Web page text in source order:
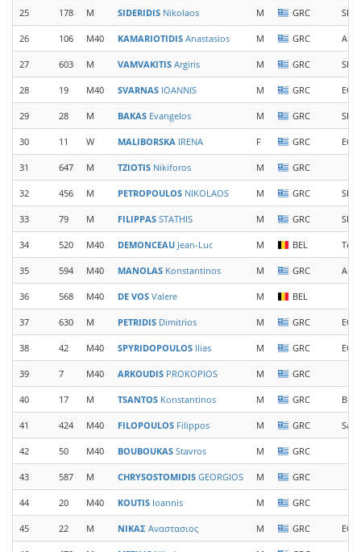
25 178 M SIDERIDIS Nikolaos M GRC
26 106 M40 KAMARIOTIDIS Anastasios M GRC
27 603 M VAMVAKITIS Argiris M GRC
28 19 M40 SVARNAS IOANNIS M GRC
29 28 M BAKAS Evangelos M GRC
30 11 W MALIBORSKA IRENA F GRC
31 647 M TZIOTIS Nikiforos M GRC
32 456 M PETROPOULOS NIKOLAOS M GRC
33 79 M FILIPPAS STATHIS M GRC
34 520 M40 DEMONCEAU Jean-Luc M BEL
35 594 M40 MANOLAS Konstantinos M GRC
36 568 M40 DE VOS Valere M BEL
37 630 M PETRIDIS Dimitrios M GRC
38 42 M40 SPYRIDOPOULOS Ilias M GRC
39 7 M40 ARKOUDIS PROKOPIOS M GRC
40 17 M TSANTOS Konstantinos M GRC
41 424 M40 FILOPOULOS Filippos M GRC
42 50 M40 BOUBOUKAS Stavros M GRC
43 587 M CHRYSOSTOMIDIS GEORGIOS M GRC
44 20 M40 KOUTIS Ioannis M GRC
45 22 M ΝΙΚΑΣ Αναστασιος M GRC